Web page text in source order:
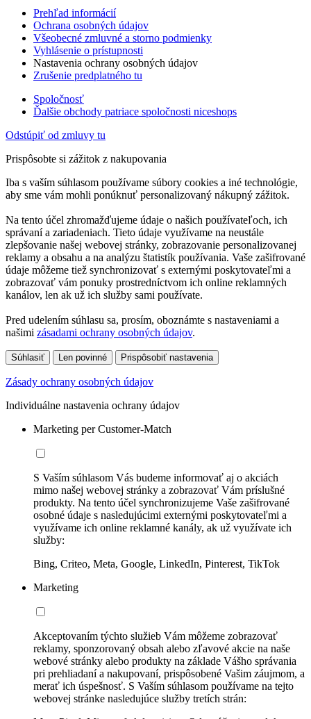
Prehľad informácií
Ochrana osobných údajov
Všeobecné zmluvné a storno podmienky
Vyhlásenie o prístupnosti
Nastavenia ochrany osobných údajov
Zrušenie predplatného tu
Spoločnosť
Ďalšie obchody patriace spoločnosti niceshops
Odstúpiť od zmluvy tu
Prispôsobte si zážitok z nakupovania
Iba s vaším súhlasom používame súbory cookies a iné technológie,
aby sme vám mohli ponúknuť personalizovaný nákupný zážitok.
Na tento účel zhromažďujeme údaje o našich používateľoch, ich
správaní a zariadeniach. Tieto údaje využívame na neustále
zlepšovanie našej webovej stránky, zobrazovanie personalizovanej
reklamy a obsahu a na analýzu štatistík používania. Vaše zašifrované
údaje môžeme tiež synchronizovať s externými poskytovateľmi a
zobrazovať vám ponuky prostredníctvom ich online reklamných
kanálov, len ak už ich služby sami používate.
Pred udelením súhlasu sa, prosím, oboznámte s nastaveniami a
našimi zásadami ochrany osobných údajov.
Súhlasiť Len povinné Prispôsobiť nastavenia
Zásady ochrany osobných údajov
Individuálne nastavenia ochrany údajov
Marketing per Customer-Match
S Vaším súhlasom Vás budeme informovať aj o akciách
mimo našej webovej stránky a zobrazovať Vám príslušné
produkty. Na tento účel synchronizujeme Vaše zašifrované
osobné údaje s nasledujúcimi externými poskytovateľmi a
využívame ich online reklamné kanály, ak už využívate ich
služby:
Bing, Criteo, Meta, Google, LinkedIn, Pinterest, TikTok
Marketing
Akceptovaním týchto služieb Vám môžeme zobrazovať
reklamy, sponzorovaný obsah alebo zľavové akcie na naše
webové stránky alebo produkty na základe Vášho správania
pri prehliadaní a nakupovaní, prispôsobené Vašim záujmom, a
merať ich úspešnosť. S Vaším súhlasom používame na tejto
webovej stránke nasledujúce služby tretích strán: